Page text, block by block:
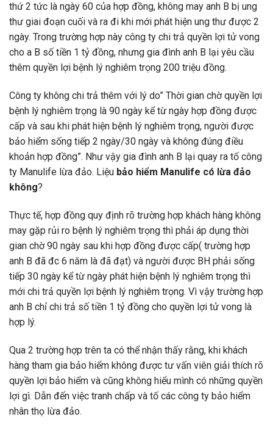
thứ 2 tức là ngày 60 của hợp đồng, không may anh B bị ung
thư giai đoạn cuối và ra đi khi mới phát hiện ung thư được 2
ngày. Trong trường hợp này công ty chi trả quyền lợi tử vong
cho a B số tiền 1 tỷ đồng, nhưng gia đình anh B lại yêu cầu
thêm quyền lợi bệnh lý nghiêm trọng 200 triệu đồng.
Công ty không chi trả thêm với lý do” Thời gian chờ quyền lợi
bệnh lý nghiêm trọng là 90 ngày kể từ ngày hợp đồng được
cấp và sau khi phát hiện bệnh lý nghiêm trọng, người được
bảo hiểm sống tiếp 2 ngày/30 ngày và không đúng điều
khoản hợp đồng”. Như vậy gia đình anh B lại quay ra tố công
ty Manulife lừa đảo. Liệu bảo hiểm Manulife có lừa đảo
không?
Thực tế, hợp đồng quy định rõ trường hợp khách hàng không
may gặp rủi ro bệnh lý nghiêm trọng thì phải áp dụng thời
gian chờ 90 ngày sau khi hợp đồng được cấp( trường hợp
anh B đã đc 6 năm là đã đạt) và người được BH phải sống
tiếp 30 ngày kể từ ngày phát hiện bệnh lý nghiêm trọng thì
mới chi trả quyền lợi bệnh lý nghiêm trọng. Vì vậy trường hợp
anh B chỉ chi trả số tiền 1 tỷ đồng cho quyền lợi tử vong là
hợp lý.
Qua 2 trường hợp trên ta có thể nhận thấy rằng, khi khách
hàng tham gia bảo hiểm không được tư vấn viên giải thích rõ
quyền lợi bảo hiểm và cũng không hiểu mình có những quyền
lợi gì. Dẫn đến việc tranh chấp và tố các công ty bảo hiểm
nhân thọ lừa đảo.